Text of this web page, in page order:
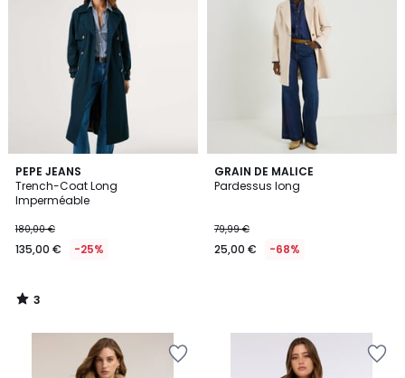
PEPE JEANS
Trench-Coat Long
Imperméable
180,00 €
135,00 € -25%
3
/
5
3
/
GRAIN DE MALICE
Pardessus long
79,99 €
25,00 € -68%